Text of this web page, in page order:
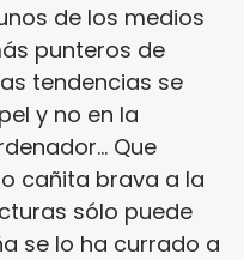
de los medios
punteros de
tendencias se
y no en la
Que
cañita brava a la
sólo puede
se lo ha currado a